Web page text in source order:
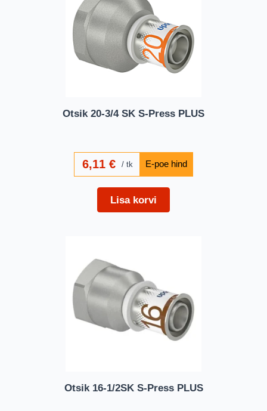
Otsik 20-3/4 SK S-Press PLUS
6,11€ tk
Lisa korvi
Otsik 16-1/2SK S-Press PLUS